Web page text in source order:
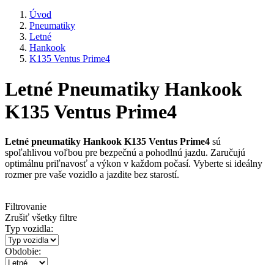
Úvod
Pneumatiky
Letné
Hankook
K135 Ventus Prime4
Letné Pneumatiky Hankook
K135 Ventus Prime4
Letné pneumatiky Hankook K135 Ventus Prime4 sú
spoľahlivou voľbou pre bezpečnú a pohodlnú jazdu. Zaručujú
optimálnu priľnavosť a výkon v každom počasí. Vyberte si ideálny
rozmer pre vaše vozidlo a jazdite bez starostí.
Filtrovanie
Zrušiť všetky filtre
Typ vozidla:
Obdobie: